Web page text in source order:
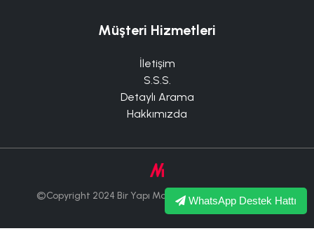
Müşteri Hizmetleri
İletişim
S.S.S.
Detaylı Arama
Hakkımızda
©Copyright 2024 Bir Yapı Market Tüm Hakları Saklıdır.
WhatsApp Destek Hattı